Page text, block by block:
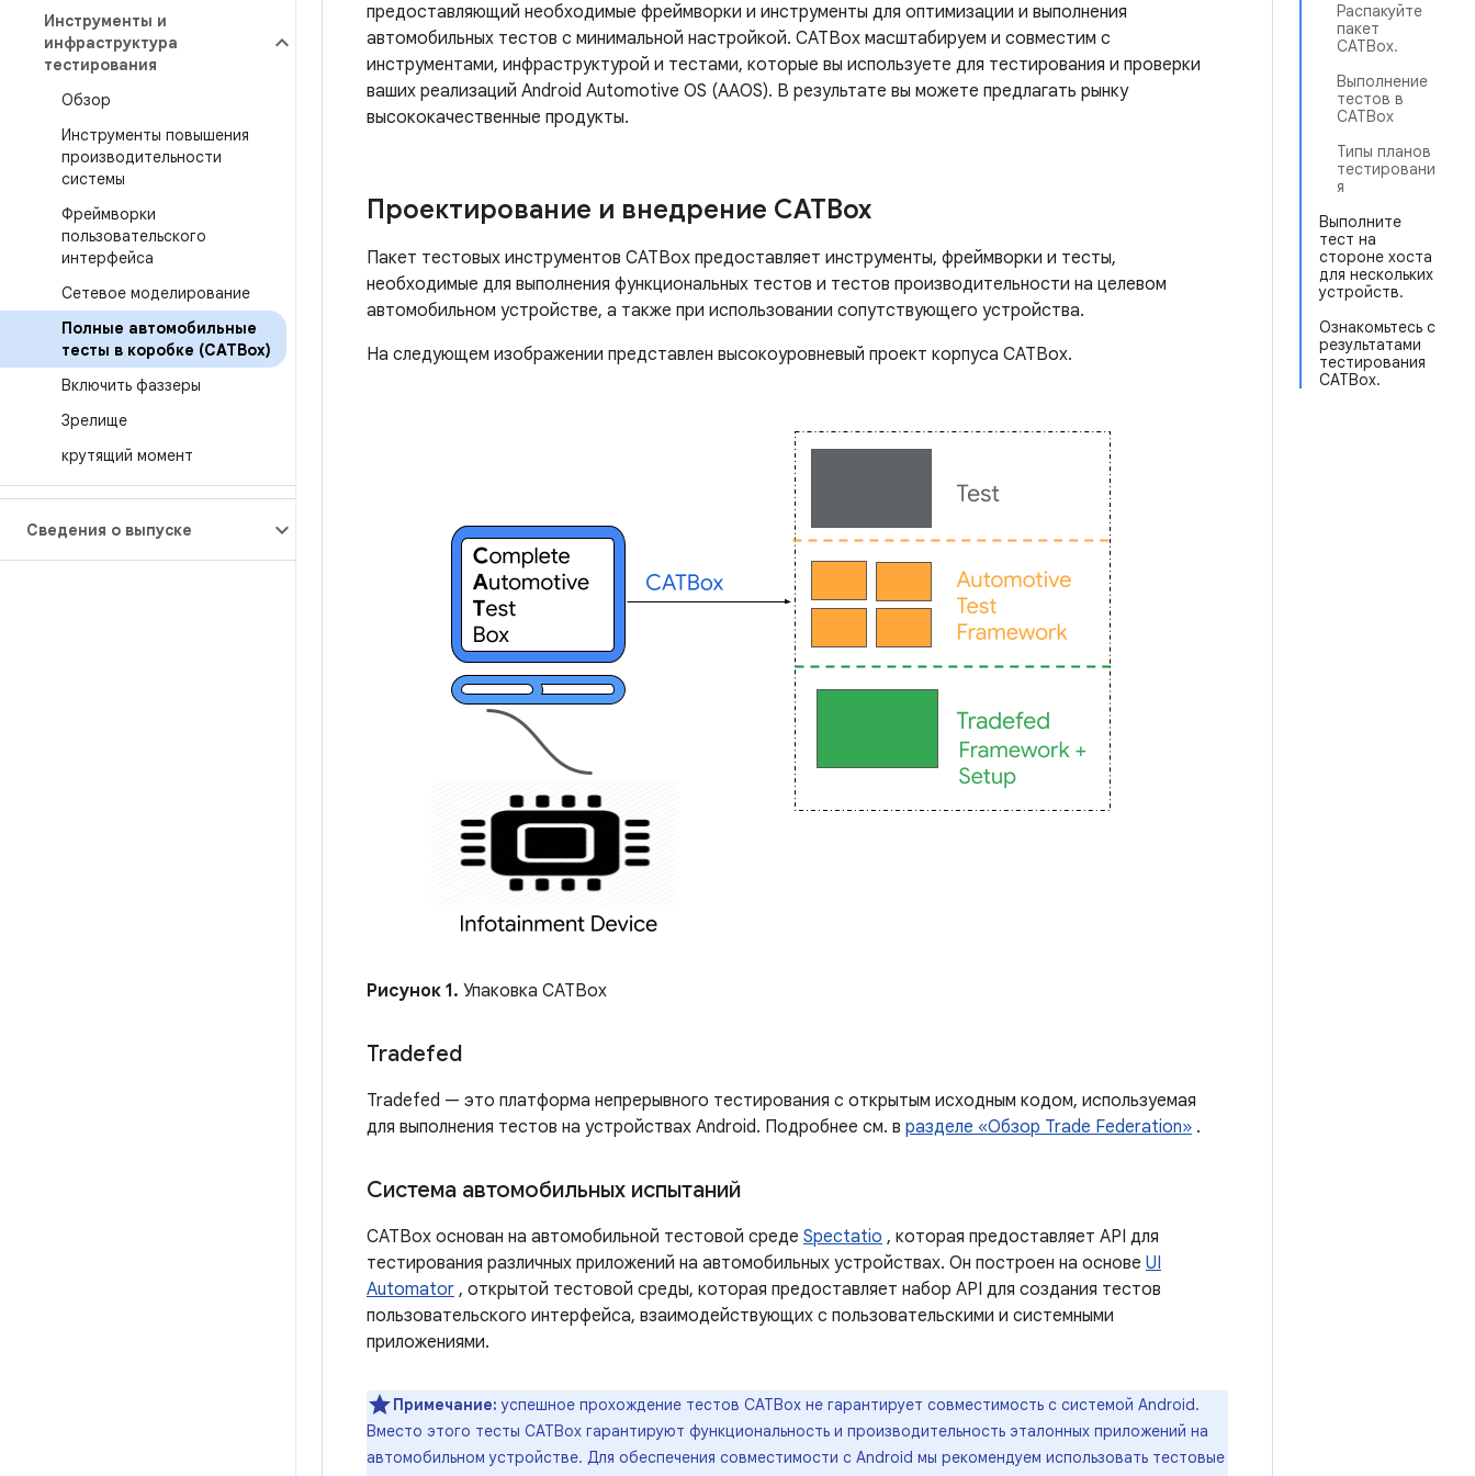
Инструменты и
инфраструктура
тестирования
Обзор
Инструменты повышения
производительности
системы
Фреймворки
пользовательского
интерфейса
Сетевое моделирование
Полные автомобильные
тесты в коробке (CATBox)
Включить фаззеры
Зрелище
крутящий момент
Сведения о выпуске
Распакуйте
пакет
CATBox.
Выполнение
тестов в
CATBox
Типы планов
тестировани
я
Выполните
тест на
стороне хоста
для нескольких
устройств.
Ознакомьтесь с
результатами
тестирования
CATBox.
предоставляющий необходимые фреймворки и инструменты для оптимизации и выполнения
автомобильных тестов с минимальной настройкой. CATBox масштабируем и совместим с
инструментами, инфраструктурой и тестами, которые вы используете для тестирования и проверки
ваших реализаций Android Automotive OS (AAOS). В результате вы можете предлагать рынку
высококачественные продукты.
Проектирование и внедрение CATBox
Пакет тестовых инструментов CATBox предоставляет инструменты, фреймворки и тесты,
необходимые для выполнения функциональных тестов и тестов производительности на целевом
автомобильном устройстве, а также при использовании сопутствующего устройства.
На следующем изображении представлен высокоуровневый проект корпуса CATBox.
Рисунок 1. Упаковка CATBox
Tradefed
Tradefed — это платформа непрерывного тестирования с открытым исходным кодом, используемая
для выполнения тестов на устройствах Android. Подробнее см. в разделе «Обзор Trade Federation» .
Система автомобильных испытаний
CATBox основан на автомобильной тестовой среде Spectatio , которая предоставляет API для
тестирования различных приложений на автомобильных устройствах. Он построен на основе UI
Automator , открытой тестовой среды, которая предоставляет набор API для создания тестов
пользовательского интерфейса, взаимодействующих с пользовательскими и системными
приложениями.
Примечание: успешное прохождение тестов CATBox не гарантирует совместимость с системой Android.
Вместо этого тесты CATBox гарантируют функциональность и производительность эталонных приложений на
автомобильном устройстве. Для обеспечения совместимости с Android мы рекомендуем использовать тестовые